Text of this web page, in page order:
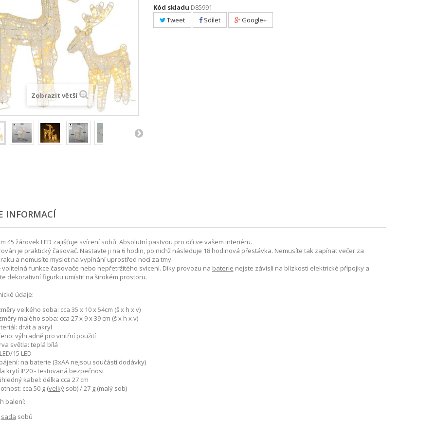
Zobrazit větší
Kód skladu D85991
Tweet
Sdílet Google+
INFORMACÍ
45 žárovek LED zajišťuje svícení sobů. Absolutní pastvou pro oči ve vašem interiéru.
je praktický časovač. Nastavte ji na 6 hodin, po nichž následuje 18 hodinová přestávka. Nemusíte tak zapínat večer za
a nemusíte myslet na vypínání uprostřed noci za tmy.
volitelná funkce časovače nebo nepřetržitého svícení. Díky provozu na baterie nejste závislí na blízkosti elektrické přípojky a
dekorativní figurku umístit na širokém prostoru.
údaje:
velkého soba: cca 35 x 10 x 54cm (š x h x v)
malého soba: cca 27 x 9 x 39 cm (š x h x v)
drát a akryl
výhradně pro vnitřní použití
světla: teplá bílá
15 LED
na baterie (3xAA nejsou součástí dodávky)
krytí IP20 - testovaná bezpečnost
kabel: délka cca 27 cm
cca 50 g (velkýsob) / 27 g (malý sob)
balení:
sada sobů